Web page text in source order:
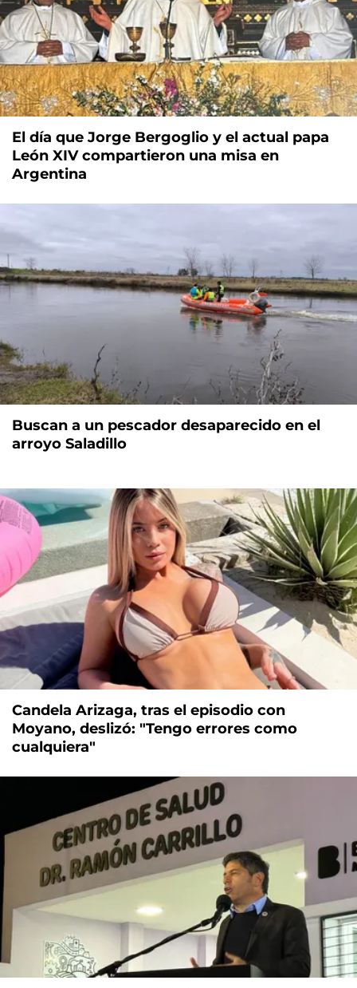
El día que Jorge Bergoglio y el actual papa
León XIV compartieron una misa en
Argentina
Buscan a un pescador desaparecido en el
arroyo Saladillo
Candela Arizaga, tras el episodio con
Moyano, deslizó: "Tengo errores como
cualquiera"